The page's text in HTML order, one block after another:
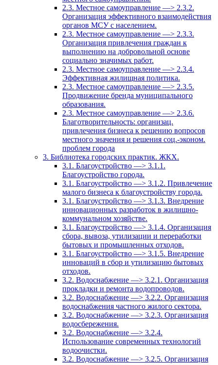
2.3. Местное самоуправление —> 2.3.2.
Организация эффективного взаимодействия
органов МСУ с населением.
2.3. Местное самоуправление —> 2.3.3.
Организация привлечения граждан к
выполнению на добровольной основе
социально значимых работ.
2.3. Местное самоуправление —> 2.3.4.
Эффективная жилищная политика.
2.3. Местное самоуправление —> 2.3.5.
Продвижение бренда муниципального
образования.
2.3. Местное самоуправление —> 2.3.6.
Благотворительность: организац.
привлечения бизнеса к решению вопросов
местного значения и решения соц.-эконом.
проблем города
3. Библиотека городских практик. ЖКХ.
3.1. Благоустройство —> 3.1.1.
Благоустройство города.
3.1. Благоустройство —> 3.1.2. Привлечение
малого бизнеса к благоустройству города.
3.1. Благоустройство —> 3.1.3. Внедрение
инновационных разработок в жилищно-
коммунальном хозяйстве.
3.1. Благоустройство —> 3.1.4. Организация
сбора, вывоза, утилизации и переработки
бытовых и промышленных отходов.
3.1. Благоустройство —> 3.1.5. Внедрение
инноваций в сбор и утилизацию бытовых
отходов.
3.2. Водоснабжение —> 3.2.1. Организация
прокладки и ремонта водопроводов.
3.2. Водоснабжение —> 3.2.2. Организация
водоснабжения частного жилого сектора.
3.2. Водоснабжение —> 3.2.3. Организация
водосбережения.
3.2. Водоснабжение —> 3.2.4.
Использование современных технологий
водоочистки.
3.2. Водоснабжение —> 3.2.5. Организация